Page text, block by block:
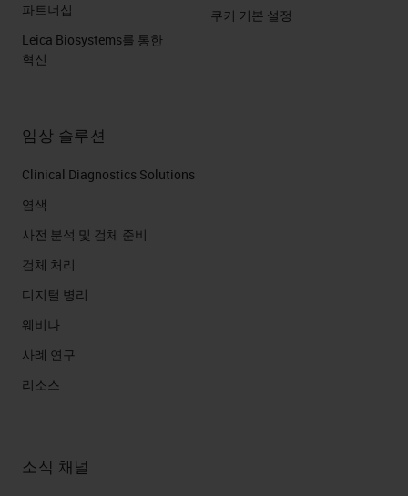
파트너십
Leica Biosystems를 통한
혁신
쿠키 기본 설정
임상 솔루션
Clinical Diagnostics Solutions
염색
사전 분석 및 검체 준비
검체 처리
디지털 병리
웨비나
사례 연구
리소스
소식 채널